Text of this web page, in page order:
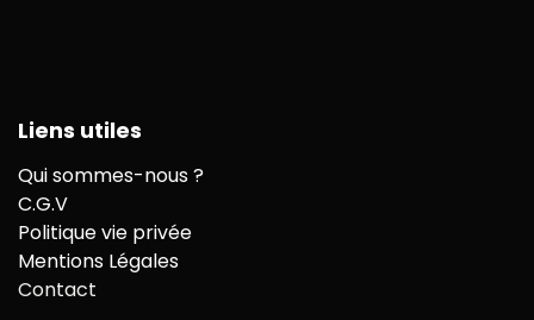
Liens utiles
Qui sommes-nous ?
C.G.V
Politique vie privée
Mentions Légales
Contact